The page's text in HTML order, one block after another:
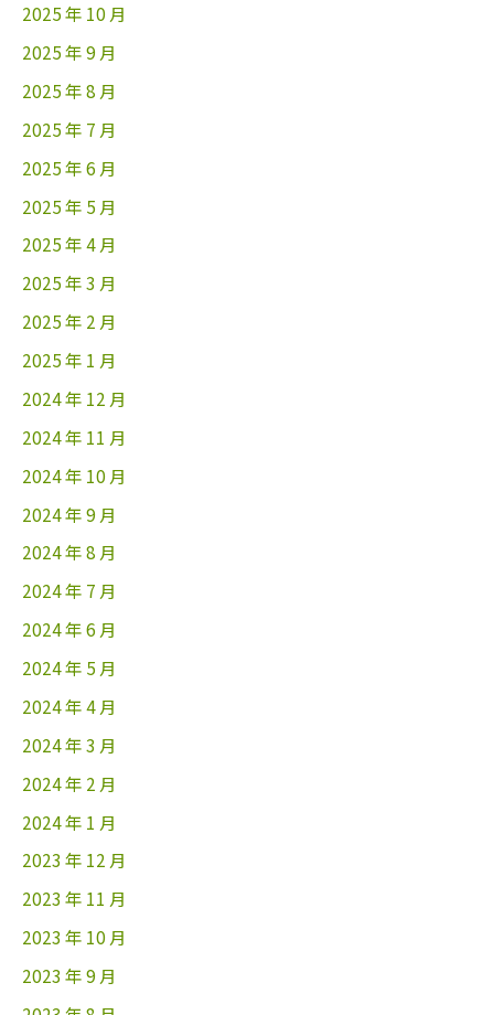
2025 年 10 月
2025 年 9 月
2025 年 8 月
2025 年 7 月
2025 年 6 月
2025 年 5 月
2025 年 4 月
2025 年 3 月
2025 年 2 月
2025 年 1 月
2024 年 12 月
2024 年 11 月
2024 年 10 月
2024 年 9 月
2024 年 8 月
2024 年 7 月
2024 年 6 月
2024 年 5 月
2024 年 4 月
2024 年 3 月
2024 年 2 月
2024 年 1 月
2023 年 12 月
2023 年 11 月
2023 年 10 月
2023 年 9 月